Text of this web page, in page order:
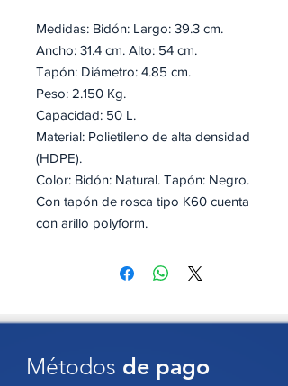
Medidas: Bidón: Largo: 39.3 cm.
Ancho: 31.4 cm. Alto: 54 cm.
Tapón: Diámetro: 4.85 cm.
Peso: 2.150 Kg.
Capacidad: 50 L.
Material: Polietileno de alta densidad
(HDPE).
Color: Bidón: Natural. Tapón: Negro.
Con tapón de rosca tipo K60 cuenta
con arillo polyform.
Certificado bajo la norma FSSC-
eficiente. Fabricados con materiales
Métodos de pago